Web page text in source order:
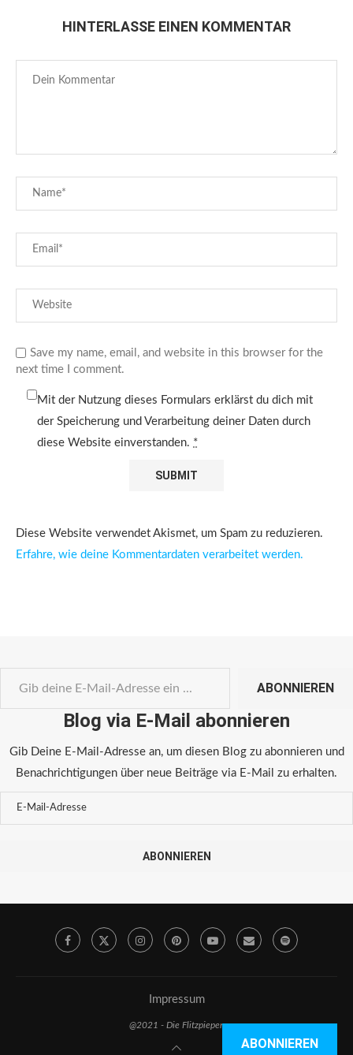
HINTERLASSE EINEN KOMMENTAR
Save my name, email, and website in this browser for the
next time I comment.
Mit der Nutzung dieses Formulars erklärst du dich mit
der Speicherung und Verarbeitung deiner Daten durch
diese Website einverstanden. *
Diese Website verwendet Akismet, um Spam zu reduzieren.
Erfahre, wie deine Kommentardaten verarbeitet werden.
ABONNIEREN
Blog via E-Mail abonnieren
Gib Deine E-Mail-Adresse an, um diesen Blog zu abonnieren und
Benachrichtigungen über neue Beiträge via E-Mail zu erhalten.
ABONNIEREN
Impressum
@2021 - Die Flitzpiepen
ABONNIEREN